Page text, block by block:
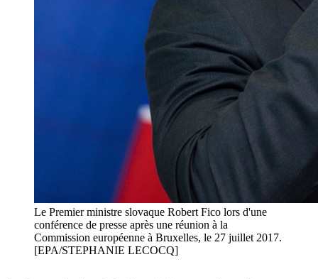
Le Premier ministre slovaque Robert Fico lors d'une
conférence de presse après une réunion à la
Commission européenne à Bruxelles, le 27 juillet 2017.
[EPA/STEPHANIE LECOCQ]